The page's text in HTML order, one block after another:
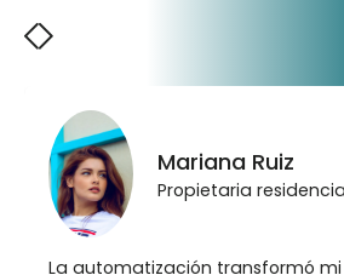
Mariana Ruiz
Propietaria
La automatización transformó mi